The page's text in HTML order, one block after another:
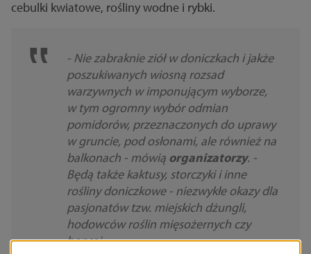
cebulki kwiatowe, rośliny wodne i rybki.
- Nie zabraknie ziół w doniczkach i jakże
poszukiwanych wiosną rozsad
warzywnych w imponującym wyborze,
w tym ogromny wybór odmian
pomidorów, przeznaczonych do uprawy
w gruncie, pod osłonami, ale również na
balkonach - mówią organizatorzy. -
Będą także kaktusy, storczyki i inne
rośliny doniczkowe - niezwykłe okazy dla
pasjonatów tzw. miejskich dżungli,
hodowców roślin mięsożernych czy
bonsai.